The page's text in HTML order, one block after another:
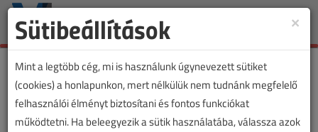
Toggle
×
Sütibeállítások
Mint a legtöbb cég, mi is használunk úgynevezett sütiket
(cookies) a honlapunkon, mert nélkülük nem tudnánk megfelelő
felhasználói élményt biztosítani és fontos funkciókat
működtetni. Ha beleegyezik a sütik használatába, válassza azok